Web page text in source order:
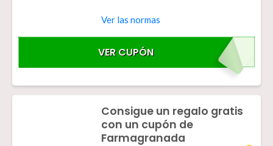
Ver las normas
VER CUPÓN
Consigue un regalo gratis
con un cupón de
Farmagranada